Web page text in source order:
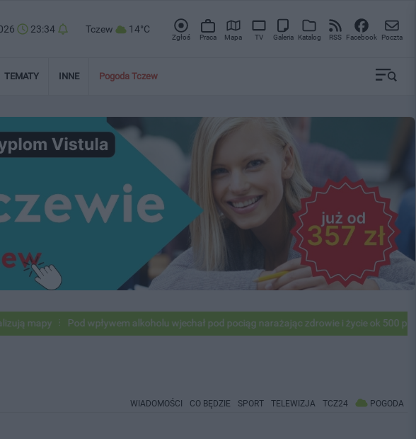
23:34 Tczew 14°C
Zgłoś Praca Mapa TV Galeria Katalog RSS Facebook Poczta
TEMATY INNE Pogoda Tczew
Pod wpływem alkoholu wjechał pod pociąg narażając zdrowie i życie ok 500
WIADOMOŚCI CO BĘDZIE SPORT TELEWIZJA TCZ24 POGODA